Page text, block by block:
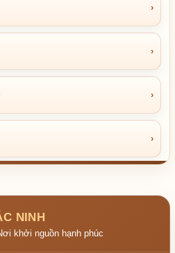
›
›
›
›
NINH
khởi nguồn hạnh phúc